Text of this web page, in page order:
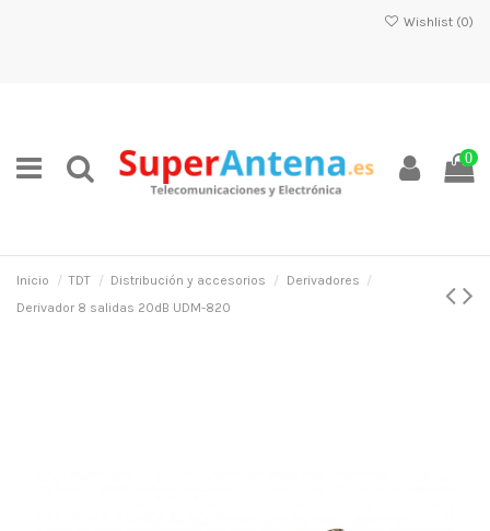
Wishlist (0)
0
Inicio TDT Distribución y accesorios
Derivadores
Derivador 8 salidas 20dB UDM-820